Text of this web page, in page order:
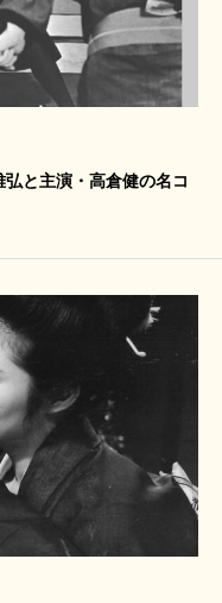
と主演・高倉健の名コ